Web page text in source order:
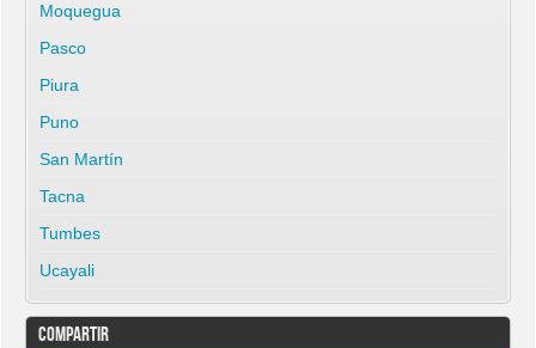
Moquegua
Pasco
Piura
Puno
San Martín
Tacna
Tumbes
Ucayali
Compartir